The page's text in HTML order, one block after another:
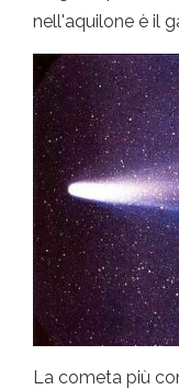
nell'aquilone è il
La cometa più